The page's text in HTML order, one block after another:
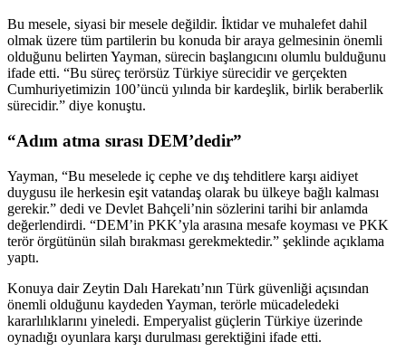
Bu mesele, siyasi bir mesele değildir. İktidar ve muhalefet dahil
olmak üzere tüm partilerin bu konuda bir araya gelmesinin önemli
olduğunu belirten Yayman, sürecin başlangıcını olumlu bulduğunu
ifade etti. “Bu süreç terörsüz Türkiye sürecidir ve gerçekten
Cumhuriyetimizin 100’üncü yılında bir kardeşlik, birlik beraberlik
sürecidir.” diye konuştu.
“Adım atma sırası DEM’dedir”
Yayman, “Bu meselede iç cephe ve dış tehditlere karşı aidiyet
duygusu ile herkesin eşit vatandaş olarak bu ülkeye bağlı kalması
gerekir.” dedi ve Devlet Bahçeli’nin sözlerini tarihi bir anlamda
değerlendirdi. “DEM’in PKK’yla arasına mesafe koyması ve PKK
terör örgütünün silah bırakması gerekmektedir.” şeklinde açıklama
yaptı.
Konuya dair Zeytin Dalı Harekatı’nın Türk güvenliği açısından
önemli olduğunu kaydeden Yayman, terörle mücadeledeki
kararlılıklarını yineledi. Emperyalist güçlerin Türkiye üzerinde
oynadığı oyunlara karşı durulması gerektiğini ifade etti.